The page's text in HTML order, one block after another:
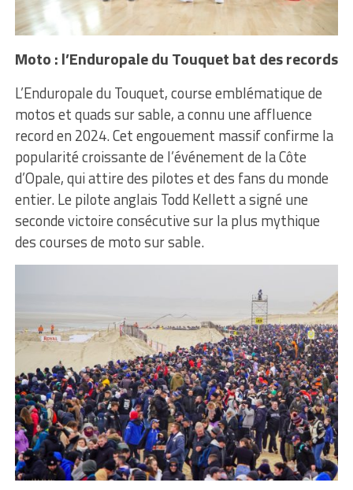
Moto : l’Enduropale du Touquet bat des records
L’Enduropale du Touquet, course emblématique de
motos et quads sur sable, a connu une affluence
record en 2024. Cet engouement massif confirme la
popularité croissante de l’événement de la Côte
d’Opale, qui attire des pilotes et des fans du monde
entier. Le pilote anglais Todd Kellett a signé une
seconde victoire consécutive sur la plus mythique
des courses de moto sur sable.